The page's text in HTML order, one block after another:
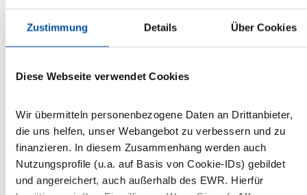
Zustimmung Details Über Cookies
Diese Webseite verwendet Cookies
Wir übermitteln personenbezogene Daten an Drittanbieter,
die uns helfen, unser Webangebot zu verbessern und zu
finanzieren. In diesem Zusammenhang werden auch
Nutzungsprofile (u.a. auf Basis von Cookie-IDs) gebildet
und angereichert, auch außerhalb des EWR. Hierfür
ZEIT Verlagsgruppe: Moritz von Uslar
Er folgt auf Anita Blasberg, die die Ressortleitung
Sabbatical ist.
28.01.2021
ZEIT Verlagsgruppe ZEIT ONLINE Christian Endt Data Journalist